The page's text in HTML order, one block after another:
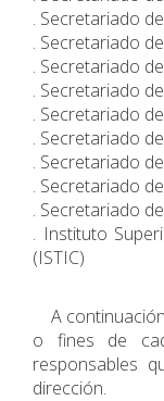
. Secretariado
. Secretariado
. Secretariado
. Secretariado
. Secretariado
. Secretariado
. Secretariado
. Secretariado
. Secretariado
. Instituto
(ISTIC)
A
o fines de
responsables
dirección.